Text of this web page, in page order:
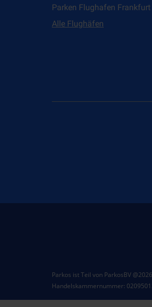
Parken Flughafen Frankfurt
Alle Flughäfen
Parkos ist Teil von ParkosBV
Handelskammernummer: